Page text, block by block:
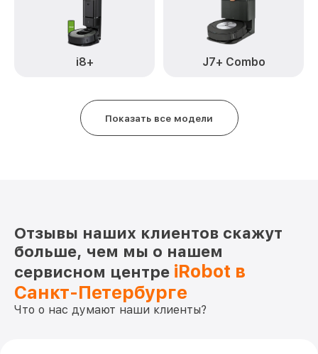
i8+ J7+ Combo
Показать все модели
Отзывы наших клиентов скажут
больше, чем мы о нашем
сервисном центре iRobot в
Санкт-Петербурге
Что о нас думают наши клиенты?